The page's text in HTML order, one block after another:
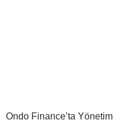
Ondo Finance’ta Yönetim